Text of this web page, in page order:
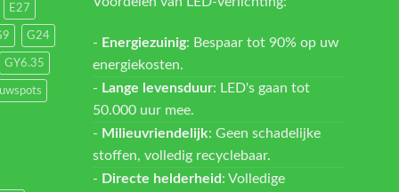
E27
G24
GY6.35
- Energiezuinig: Bespaar tot 90% op uw
energiekosten.
- Lange levensduur: LED's gaan tot
50.000 uur mee.
- Milieuvriendelijk: Geen schadelijke
stoffen, volledig recyclebaar.
- Directe helderheid : Volledige